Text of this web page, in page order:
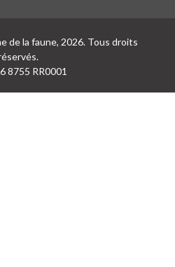
de la faune, 2026. Tous droits
8755 RR0001